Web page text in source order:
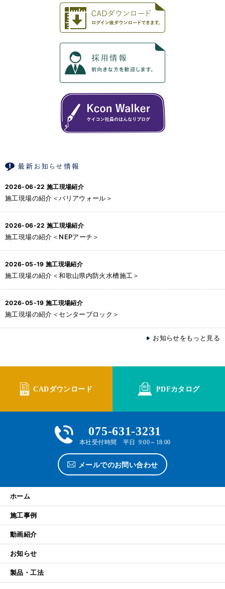
2026-06-22 施工現場紹介
施工現場の紹介＜バリアウォール＞
2026-06-22 施工現場紹介
施工現場の紹介＜NEPアーチ＞
2026-05-19 施工現場紹介
施工現場の紹介＜和歌山県内防火水槽施工＞
2026-05-19 施工現場紹介
施工現場の紹介＜センターブロック＞
お知らせをもっと見る
CADダウンロード PDFカタログ
075-631-3231
本社受付時間 平日 9:00～18:00
メールでのお問い合わせ
ホーム
施工事例
動画紹介
お知らせ
製品・工法